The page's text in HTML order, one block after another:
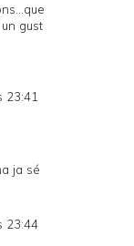
gust
23:41
ja sé
23:44